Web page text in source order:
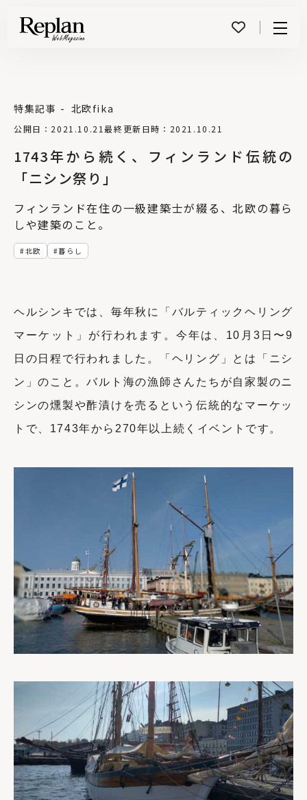
1743年から続く、フィンランド伝統の
「ニシン祭り」
公開日：2021.10.21最終更新日時：2021.10.21
特集記事 北欧fika
北欧 暮らし
フィンランド在住の一級建築士が綴る、北欧の暮ら
しや建築のこと。
ヘルシンキでは、毎年秋に「バルティックヘリング
マーケット」が行われます。今年は、 10 月 3 日〜9
日の日程で行われました。「 ヘリング」とは「ニシ
ン」のこと。バルト海の漁師さんたちが自家製のニ
シンの燻製や酢漬けを売るという伝統的なマーケッ
トで、 1743年から270年以上続くイベントです。